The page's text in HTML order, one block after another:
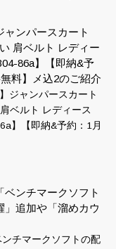
ャンパースカート
肩ベルト レディー
86a】【即納&予
料】メ込2のご紹介
ジャンパースカート
ベルト レディース
】【即納&予約：1月
ベンチマークソフト
追加や「溜めカウ
ンチマークソフトの配